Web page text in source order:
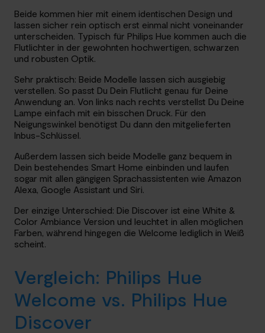
Beide kommen hier mit einem identischen Design und
lassen sicher rein optisch erst einmal nicht voneinander
unterscheiden. Typisch für Philips Hue kommen auch die
Flutlichter in der gewohnten hochwertigen, schwarzen
und robusten Optik.
Sehr praktisch: Beide Modelle lassen sich ausgiebig
verstellen. So passt Du Dein Flutlicht genau für Deine
Anwendung an. Von links nach rechts verstellst Du Deine
Lampe einfach mit ein bisschen Druck. Für den
Neigungswinkel benötigst Du dann den mitgelieferten
Inbus-Schlüssel.
Außerdem lassen sich beide Modelle ganz bequem in
Dein bestehendes Smart Home einbinden und laufen
sogar mit allen gängigen Sprachassistenten wie Amazon
Alexa, Google Assistant und Siri.
Der einzige Unterschied: Die Discover ist eine White &
Color Ambiance Version und leuchtet in allen möglichen
Farben, während hingegen die Welcome lediglich in Weiß
scheint.
Vergleich: Philips Hue
Welcome vs. Philips Hue
Discover